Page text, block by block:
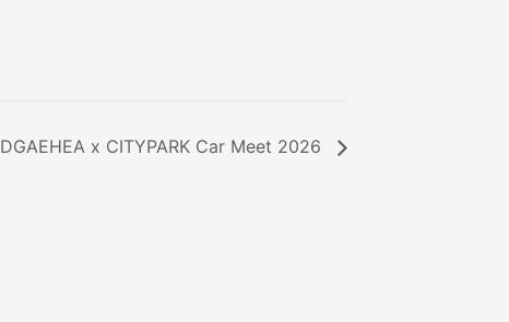
DGAEHEA x CITYPARK Car Meet 2026